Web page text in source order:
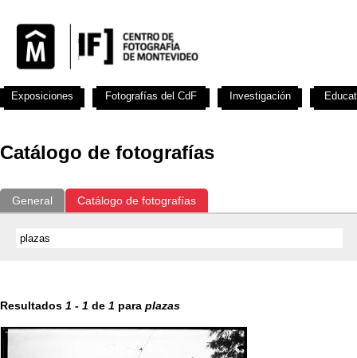
Catálogo de fotografías
General Catálogo de fotografías
Resultados 1 - 1 de 1 para plazas
Exposiciones Fotografías del CdF Investigación